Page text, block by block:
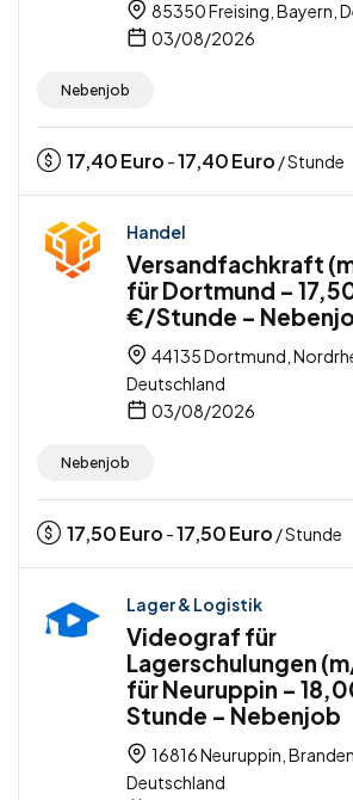
85350 Freising, Bayern,
03/08/2026
Nebenjob
17,40Euro -17,40Euro / Stunde
Handel
Versandfachkraft
für Dortmund –
€/Stunde –
44135 Dortmund,
Deutschland
03/08/2026
Nebenjob
17,50Euro -17,50Euro / Stunde
Lager & Logistik
Videograf für
Lagerschulungen
für Neuruppin –
Stunde – Nebenjob
16816 Neuruppin,
Deutschland